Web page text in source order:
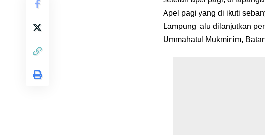
Apel pagi yang di ikuti
Lampung lalu dilanjutkan
Ummahatul Mukminim,